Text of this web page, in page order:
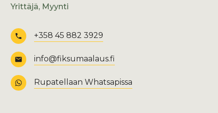
Yrittäjä, Myynti
+358 45 882 3929
info@fiksumaalaus.fi
Rupatellaan Whatsapissa